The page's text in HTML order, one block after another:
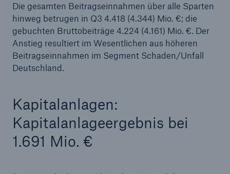
Die gesamten Beitragseinnahmen über alle Sparten
hinweg betrugen in Q3 4.418 (4.344) Mio. €; die
gebuchten Bruttobeiträge 4.224 (4.161) Mio. €. Der
Anstieg resultiert im Wesentlichen aus höheren
Beitragseinnahmen im Segment Schaden/Unfall
Deutschland.
Kapitalanlagen:
Kapitalanlageergebnis bei
1.691 Mio. €
Finanzergebnisse 2019
Naturkatastrophen-Bilanz 2019
Munich Re beschließt Aktienrückkauf